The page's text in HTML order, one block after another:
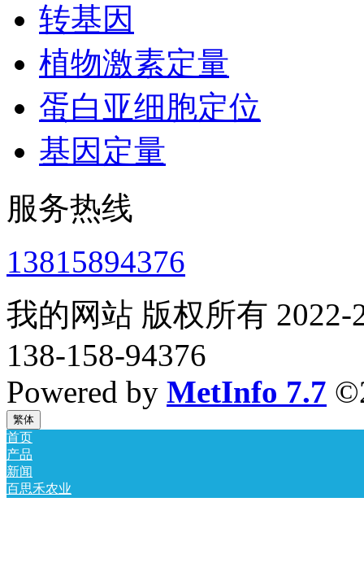
转基因
植物激素定量
蛋白亚细胞定位
基因定量
服务热线
13815894376
我的网站 版权所有 2022-
138-158-94376
Powered by MetInfo 7.7
繁体
首页
产品
新闻
百思禾农业